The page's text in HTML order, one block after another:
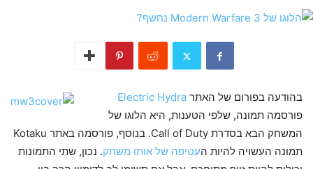
בהודעה בפורום של האתר Electric Hydra
פורסמה תמונה, שלפי הטענות, היא הלוגו של
המשחק הבא בסדרת Call of Duty. בנוסף, פורסמה באתר Kotaku
תמונה העשויה להיות העטיפה של אותו משחק. נכון, שתי התמונות